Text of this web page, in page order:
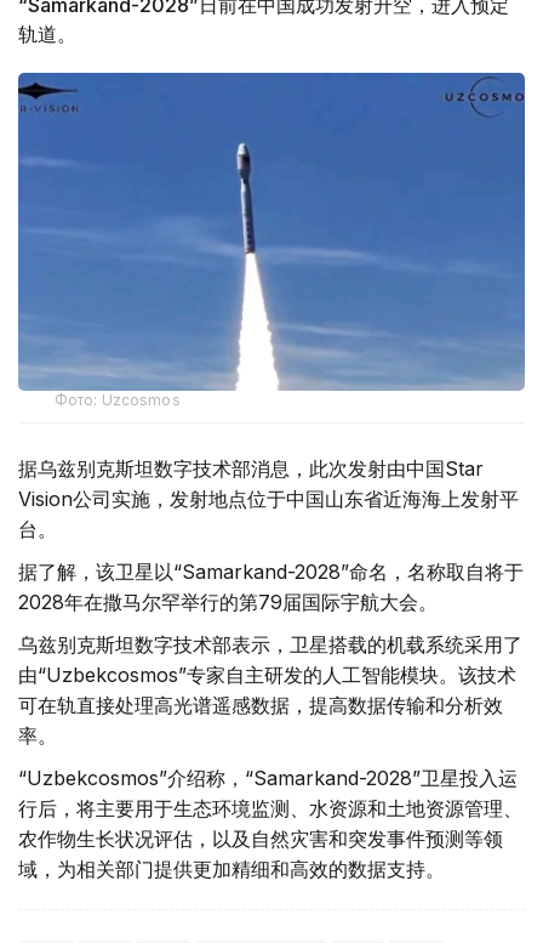
“Samarkand-2028”日前在中国成功发射升空，进入预定
轨道。
Фото: Uzcosmos
据乌兹别克斯坦数字技术部消息，此次发射由中国Star
Vision公司实施，发射地点位于中国山东省近海海上发射平
台。
据了解，该卫星以“Samarkand-2028”命名，名称取自将于
2028年在撒马尔罕举行的第79届国际宇航大会。
乌兹别克斯坦数字技术部表示，卫星搭载的机载系统采用了
由“Uzbekcosmos”专家自主研发的人工智能模块。该技术
可在轨直接处理高光谱遥感数据，提高数据传输和分析效
率。
“Uzbekcosmos”介绍称，“Samarkand-2028”卫星投入运
行后，将主要用于生态环境监测、水资源和土地资源管理、
农作物生长状况评估，以及自然灾害和突发事件预测等领
域，为相关部门提供更加精细和高效的数据支持。